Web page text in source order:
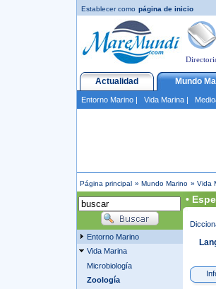
Establecer como página de inicio
Actualidad Mundo
Entorno Marino| Vida Marina|
Página principal » Mundo Marino » Vida
Entorno Marino
Vida Marina
Microbiología
Zoología
•